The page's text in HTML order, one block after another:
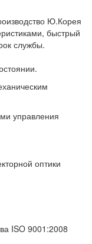
Ю.Корея
быстрый
службы.
управления
оптики
ISO 9001:2008